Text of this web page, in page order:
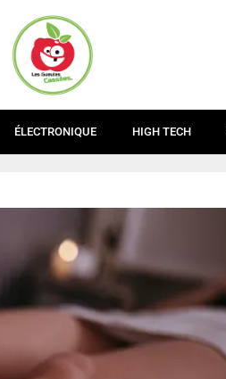
ÉLECTRONIQUE HIGH TECH